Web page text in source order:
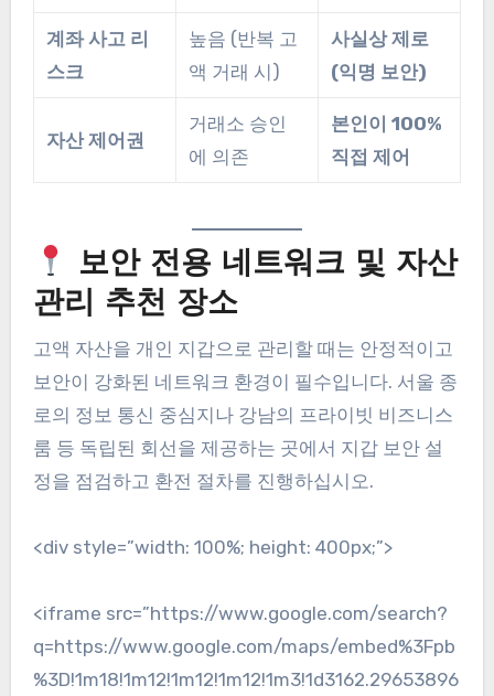
계좌 사고 리
스크
높음 (반복 고
액 거래 시)
사실상 제로
(익명 보안)
자산 제어권
거래소 승인
에 의존
본인이 100%
직접 제어
보안 전용 네트워크 및 자산
관리 추천 장소
고액 자산을 개인 지갑으로 관리할 때는 안정적이고
보안이 강화된 네트워크 환경이 필수입니다. 서울 종
로의 정보 통신 중심지나 강남의 프라이빗 비즈니스
룸 등 독립된 회선을 제공하는 곳에서 지갑 보안 설
정을 점검하고 환전 절차를 진행하십시오.
<div style=”width: 100%; height: 400px;”>
<iframe src=”https://www.google.com/search?
q=https://www.google.com/maps/embed%3Fpb
%3D!1m18!1m12!1m12!1m12!1m3!1d3162.29653896